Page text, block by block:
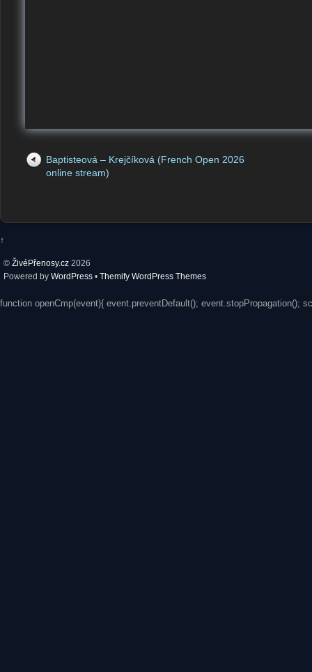
Baptisteová – Krejčíková (French Open 2026
online stream)
↑
© ŽivéPřenosy.cz 2026
Powered by WordPress • Themify WordPress Themes
function openCmp(event){ event.preventDefault(); event.stopPropagation();